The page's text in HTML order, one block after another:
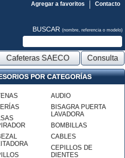
Contacto
Agregar a favoritos
BUSCAR (nombre, referencia o modelo)
Cafeteras SAECO Consulta
POR CATEGORÍAS
AUDIO
BISAGRA PUERTA
LAVADORA
BOMBILLAS
CABLES
CEPILLOS DE
DIENTES